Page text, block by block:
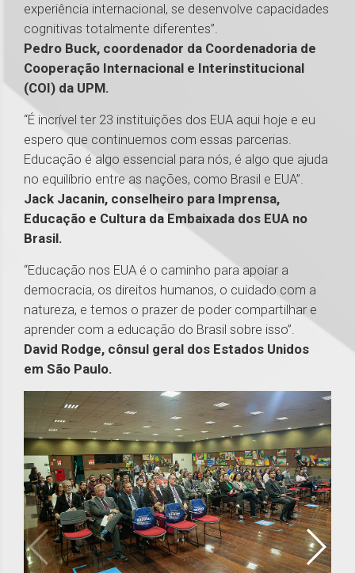
experiência internacional, se desenvolve capacidades
cognitivas totalmente diferentes”.
Pedro Buck, coordenador da Coordenadoria de
Cooperação Internacional e Interinstitucional
(COI) da UPM.
“É incrível ter 23 instituições dos EUA aqui hoje e eu
espero que continuemos com essas parcerias.
Educação é algo essencial para nós, é algo que ajuda
no equilíbrio entre as nações, como Brasil e EUA”.
Jack Jacanin, conselheiro para Imprensa,
Educação e Cultura da Embaixada dos EUA no
Brasil.
“Educação nos EUA é o caminho para apoiar a
democracia, os direitos humanos, o cuidado com a
natureza, e temos o prazer de poder compartilhar e
aprender com a educação do Brasil sobre isso”.
David Rodge, cônsul geral dos Estados Unidos
em São Paulo.